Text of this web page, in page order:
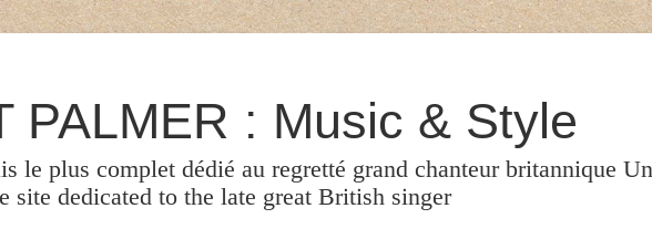
PALMER : Music & Style
le plus complet dédié au regretté grand chanteur britannique
site dedicated to the late great British singer